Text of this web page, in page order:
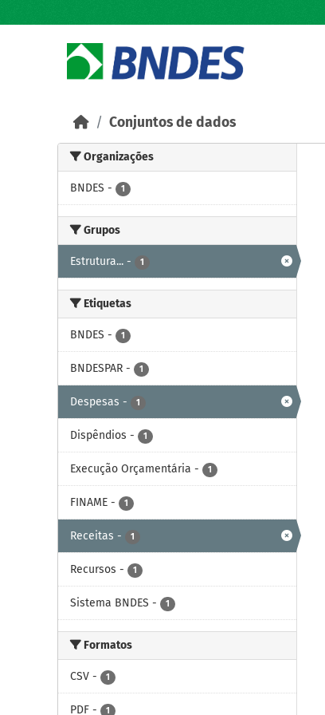
Conjuntos de dados
Organizações
BNDES - 1
Grupos
Estrutura... - 1
Etiquetas
BNDES - 1
BNDESPAR - 1
Despesas - 1
Dispêndios - 1
Execução Orçamentária - 1
FINAME - 1
Receitas - 1
Recursos - 1
Sistema BNDES - 1
Formatos
CSV - 1
PDF - 1